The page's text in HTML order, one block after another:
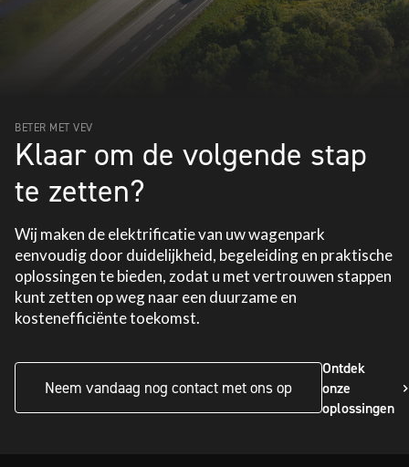
BETER MET VEV
Klaar om de volgende stap
te zetten?
Wij maken de elektrificatie van uw wagenpark
eenvoudig door duidelijkheid, begeleiding en praktische
oplossingen te bieden, zodat u met vertrouwen stappen
kunt zetten op weg naar een duurzame en
kostenefficiënte toekomst.
Neem vandaag nog contact met ons op
Ontdek
onze
oplossingen